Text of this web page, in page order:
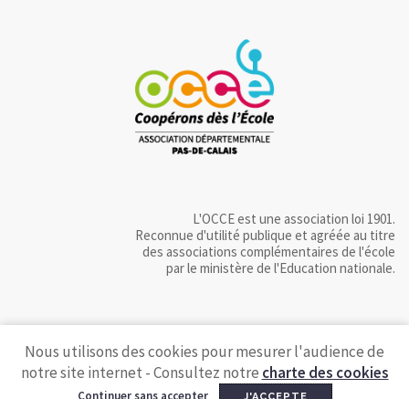
L'OCCE est une association loi 1901.
Reconnue d'utilité publique et agréée au titre
des associations complémentaires de l'école
par le ministère de l'Education nationale.
Nous utilisons des cookies pour mesurer l'audience de
notre site internet - Consultez notre charte des cookies